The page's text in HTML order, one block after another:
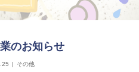
のお知らせ
その他